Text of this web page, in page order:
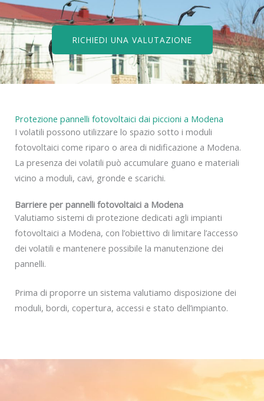
RICHIEDI UNA VALUTAZIONE
Protezione pannelli fotovoltaici dai piccioni a Modena
I volatili possono utilizzare lo spazio sotto i moduli
fotovoltaici come riparo o area di nidificazione a Modena.
La presenza dei volatili può accumulare guano e materiali
vicino a moduli, cavi, gronde e scarichi.
Barriere per pannelli fotovoltaici a Modena
Valutiamo sistemi di protezione dedicati agli impianti
fotovoltaici a Modena, con l’obiettivo di limitare l’accesso
dei volatili e mantenere possibile la manutenzione dei
pannelli.
Prima di proporre un sistema valutiamo disposizione dei
moduli, bordi, copertura, accessi e stato dell’impianto.